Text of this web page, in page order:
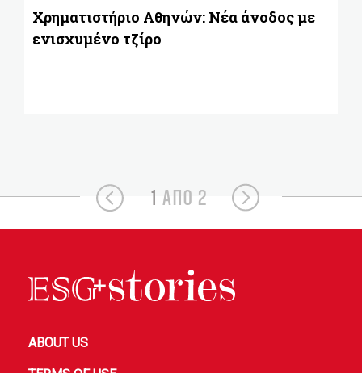
Χρηματιστήριο Αθηνών: Νέα άνοδος με
ενισχυμένο τζίρο
1 ΑΠΟ 2
ABOUT US